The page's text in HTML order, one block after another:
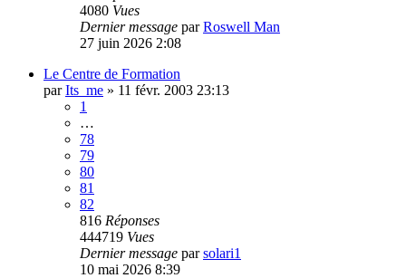
4080 Vues
Dernier message parRoswell Man
27 juin 2026 2:08
Le Centre de Formation
parIts_me » 11 févr. 2003 23:13
1
…
78
79
80
81
82
816 Réponses
444719 Vues
Dernier message parsolari1
10 mai 2026 8:39